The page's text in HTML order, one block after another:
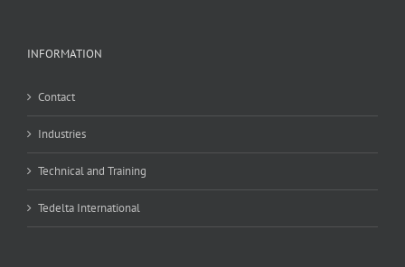
INFORMATION
Contact
Industries
Technical and Training
Tedelta International